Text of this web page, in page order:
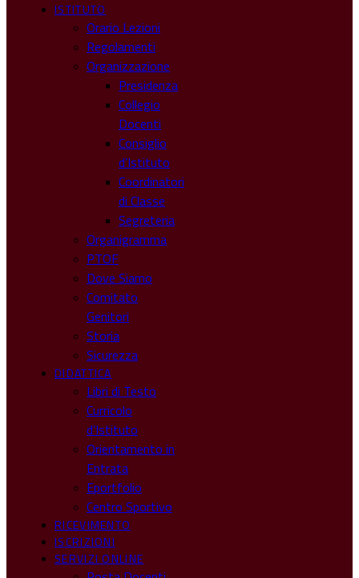
ISTITUTO
Orario Lezioni
Regolamenti
Organizzazione
Presidenza
Collegio
Docenti
Consiglio
d’Istituto
Coordinatori
di Classe
Segreteria
Organigramma
PTOF
Dove Siamo
Comitato
Genitori
Storia
Sicurezza
DIDATTICA
Libri di Testo
Curricolo
d’Istituto
Orientamento in
Entrata
Eportfolio
Centro Sportivo
RICEVIMENTO
ISCRIZIONI
SERVIZI ONLINE